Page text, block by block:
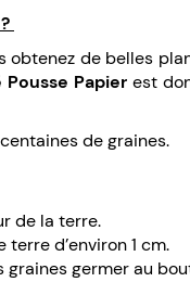
de belles
Pousse Papier est
de graines.
de la terre.
d’environ 1 cm.
germer au